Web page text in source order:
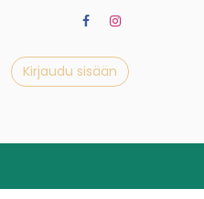
Kirjaudu sisään